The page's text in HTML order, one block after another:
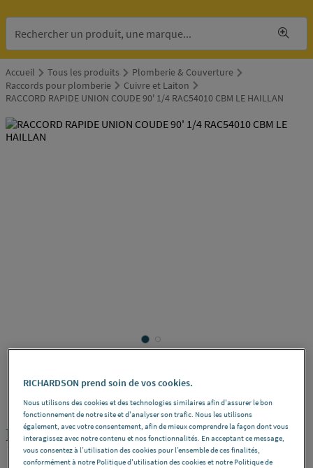
Accueil Tous les produits
Plomberie & Couverture
Raccords pour plomberie
Cuivre et Laiton
RACCORD RAPIDE UNION COUDE 90' 1/4 RAC54010 CBM LE HAILLAN
CAIMAN REF : 228DT
RACCORD RAPIDE UNION COUDE 90'
1/4 RAC54010 CBM LE HAILLAN
RICHARDSON prend soin de vos cookies.
Nous utilisons des cookies et des technologies similaires afin d'assurer le bon
fonctionnement de notre site et d'analyser son trafic. Nous les utilisons
également, avec votre consentement, afin de mieux comprendre la façon dont vous
interagissez avec notre contenu et nos fonctionnalités. En acceptant ce message,
vous consentez à l’utilisation des cookies pour l’ensemble de ces finalités,
conformément à notre Politique d'utilisation des cookies et notre Politique de